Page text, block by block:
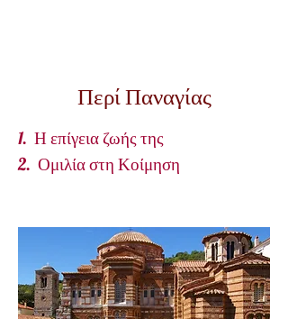
Περί Παναγίας
1. Η επίγεια ζωής της
2. Ομιλία στη Κοίμηση